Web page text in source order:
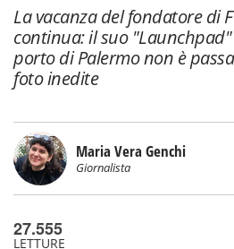
La vacanza del fondatore di
continua: il suo
porto di Palermo non è
foto inedite
Maria Vera Genchi
Giornalista
27.555
LETTURE